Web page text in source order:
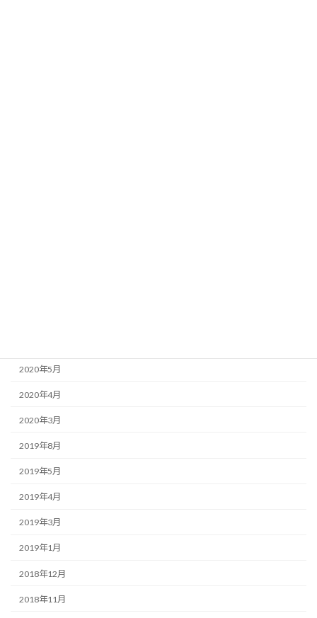
2020年5月
2020年4月
2020年3月
2019年8月
2019年5月
2019年4月
2019年3月
2019年1月
2018年12月
2018年11月